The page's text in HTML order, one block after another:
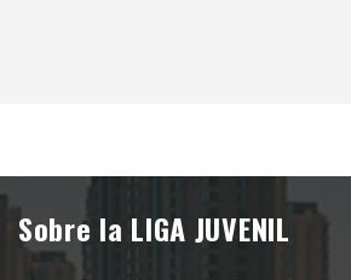
Sobre la LIGA JUVENIL